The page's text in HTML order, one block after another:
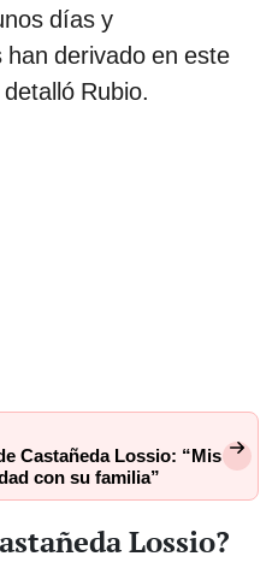
días y
derivado en este
Rubio.
Castañeda Lossio: “Mis
con su familia”
Lossio?